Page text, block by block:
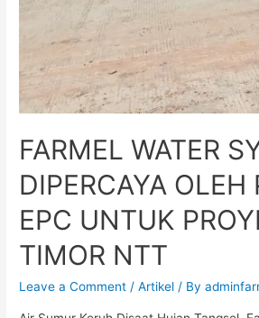
FARMEL WATER
DIPERCAYA OLEH
EPC UNTUK
TIMOR NTT
Leave a Comment /Artikel / By